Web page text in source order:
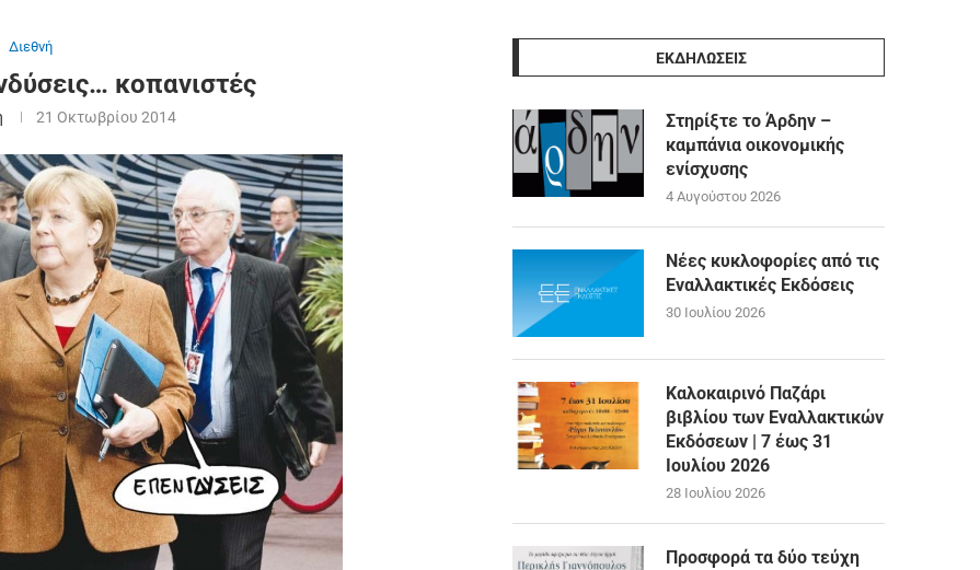
Διεθνή
κοπανιστές
21 Οκτωβρίου 2014
ΕΚΔΗΛΩΣΕΙΣ
Στηρίξτε το Άρδην –
καμπάνια οικονομικής
ενίσχυσης
4 Αυγούστου 2026
Νέες κυκλοφορίες από τις
Εναλλακτικές Εκδόσεις
30 Ιουλίου 2026
Καλοκαιρινό Παζάρι
βιβλίου των Εναλλακτικών
Εκδόσεων | 7 έως 31
Ιουλίου 2026
28 Ιουλίου 2026
Προσφορά τα δύο τεύχη